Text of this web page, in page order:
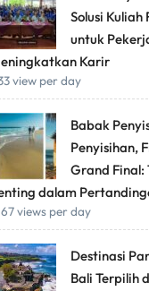
Solusi Kuliah
untuk
Karir
view per day
Babak
Penyisihan,
Grand Final:
dalam
views per day
Destinasi
Bali Terpilih